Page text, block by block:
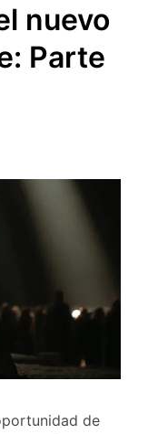
nuevo
Parte
de